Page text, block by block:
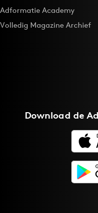
Adformatie Academy
Volledig Magazine Archief
Download de